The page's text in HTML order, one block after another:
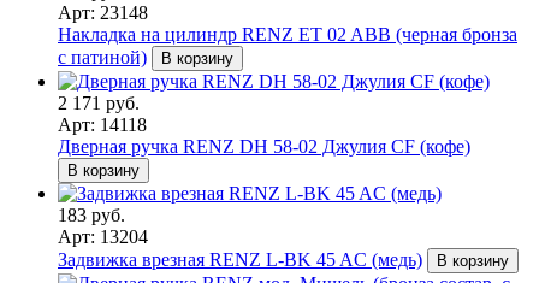
Арт: 23148
Накладка на цилиндр RENZ ET 02 ABB (черная бронза
с патиной)
В корзину
2 171 руб.
Арт: 14118
Дверная ручка RENZ DH 58-02 Джулия CF (кофе)
В корзину
183 руб.
Арт: 13204
Задвижка врезная RENZ L-BK 45 AC (медь)
В корзину